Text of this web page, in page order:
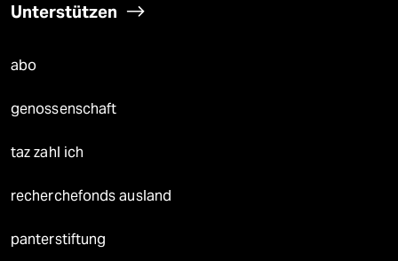
Unterstützen
abo
genossenschaft
taz zahl ich
recherchefonds ausland
panterstiftung